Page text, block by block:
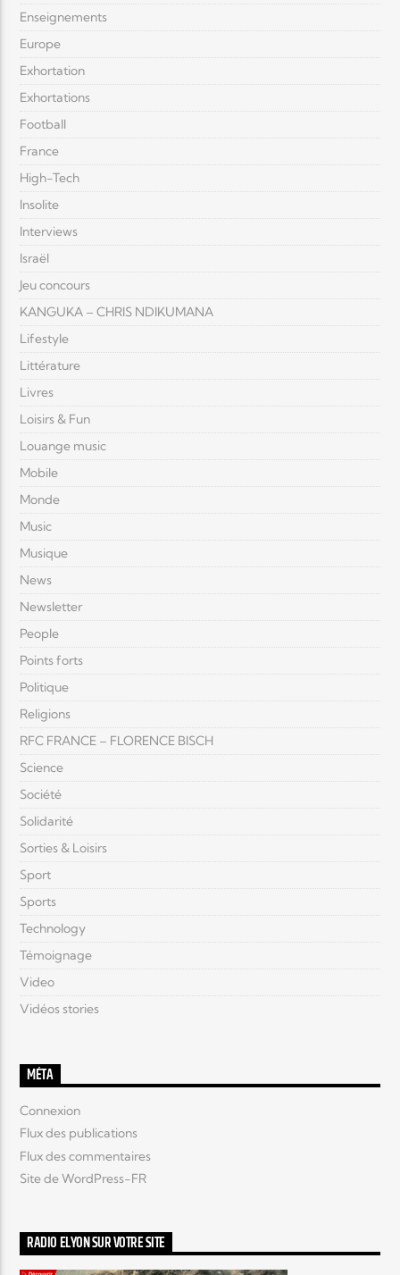
Enseignements
Europe
Exhortation
Exhortations
Football
France
High-Tech
Insolite
Interviews
Israël
Jeu concours
KANGUKA – CHRIS NDIKUMANA
Lifestyle
Littérature
Livres
Loisirs & Fun
Louange music
Mobile
Monde
Music
Musique
News
Newsletter
People
Points forts
Politique
Religions
RFC FRANCE – FLORENCE BISCH
Science
Société
Solidarité
Sorties & Loisirs
Sport
Sports
Technology
Témoignage
Video
Vidéos stories
MÉTA
Connexion
Flux des publications
Flux des commentaires
Site de WordPress-FR
RADIO ELYON SUR VOTRE SITE